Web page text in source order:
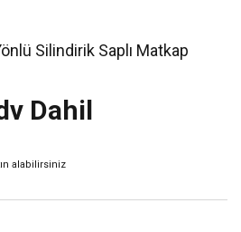
Silindirik Saplı Matkap
Dahil
alabilirsiniz